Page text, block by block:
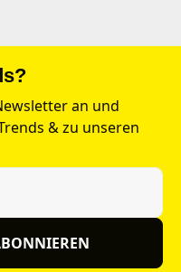
an und
& zu unseren